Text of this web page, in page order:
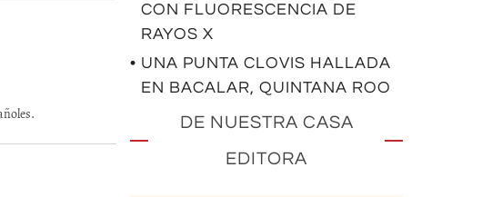
CON FLUORESCENCIA DE
RAYOS X
• UNA PUNTA CLOVIS HALLADA
EN BACALAR, QUINTANA ROO
DE NUESTRA CASA
EDITORA